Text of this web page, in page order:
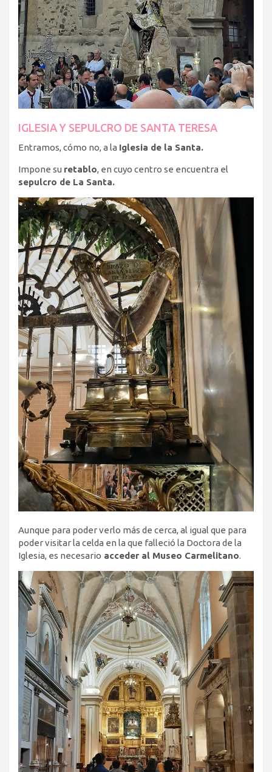
IGLESIA Y SEPULCRO DE SANTA TERESA
Entramos, cómo no, a la Iglesia de la Santa.
Impone su retablo, en cuyo centro se encuentra el
sepulcro de La Santa.
Aunque para poder verlo más de cerca, al igual que para
poder visitar la celda en la que falleció la Doctora de la
Iglesia, es necesario acceder al Museo Carmelitano.